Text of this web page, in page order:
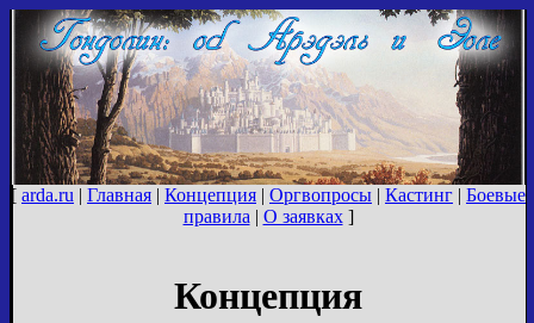
[ arda.ru | Главная | Концепция | Оргвопросы | Кастинг | Боевые
правила | О заявках]
Концепция